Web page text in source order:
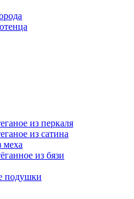
из перкаля
из сатина
меха
из бязи
подушки